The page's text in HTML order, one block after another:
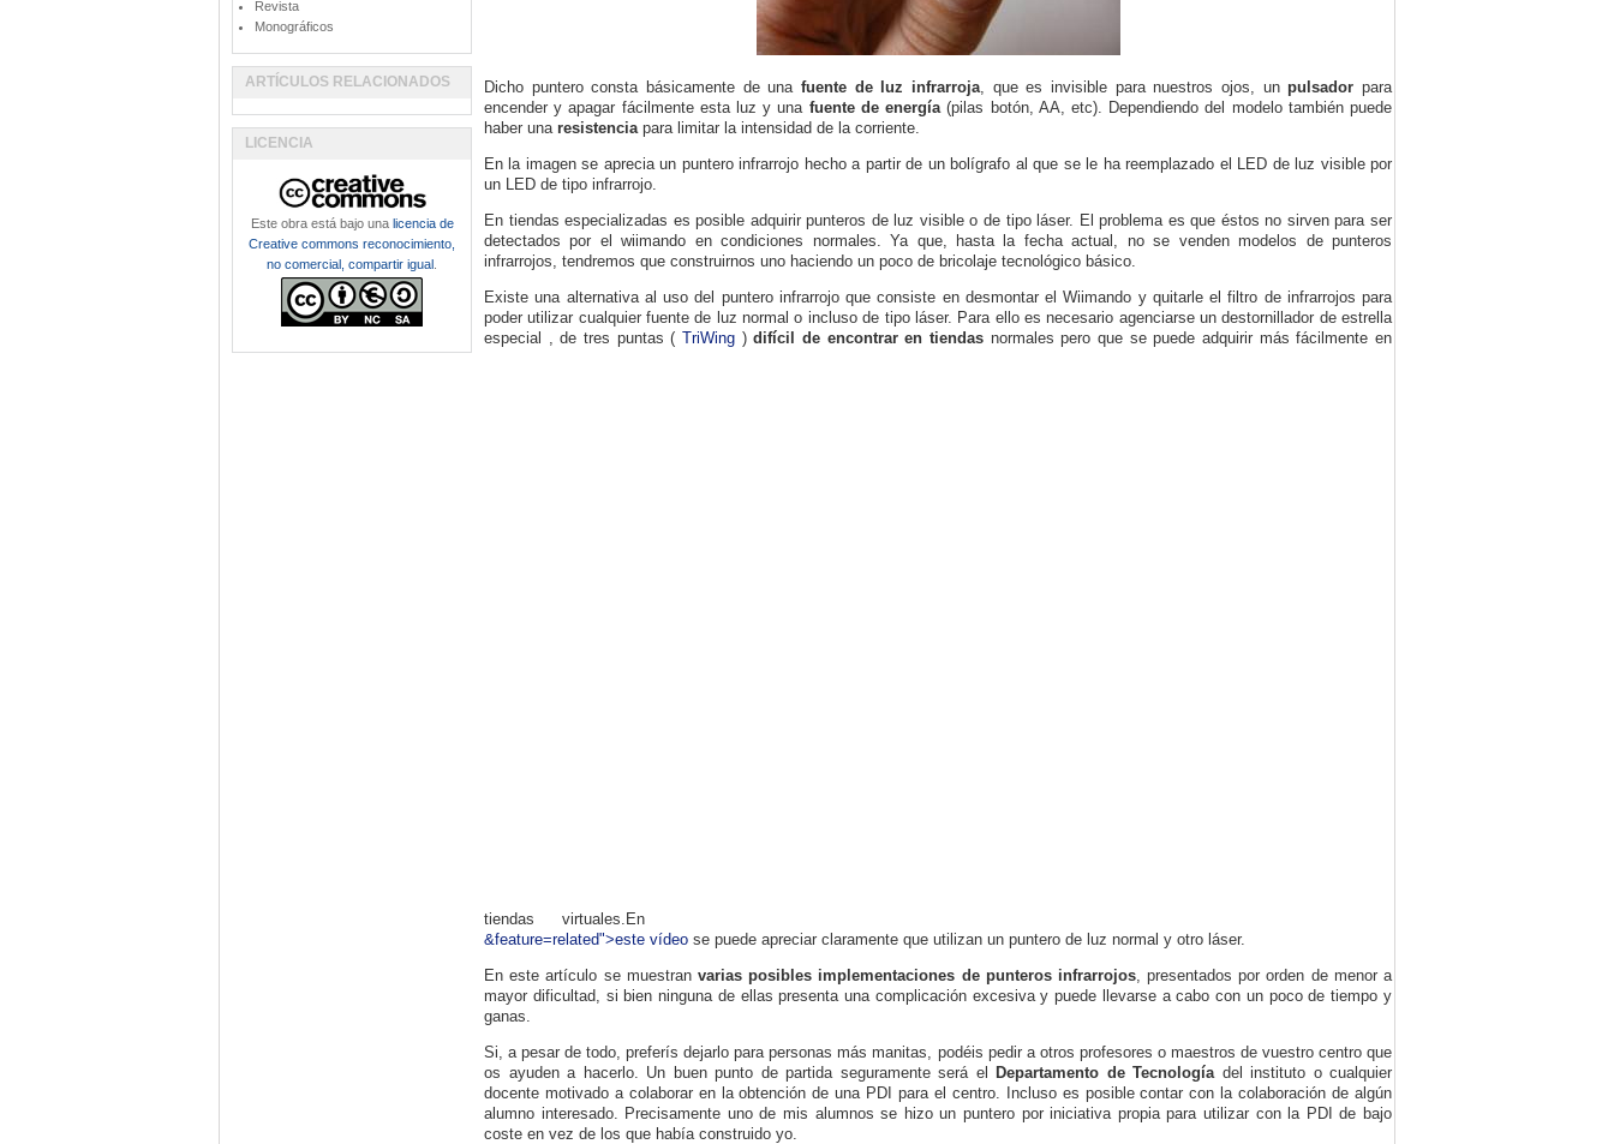
Dicho puntero consta básicamente de una fuente de luz infrarroja, que es invisible para nuestros ojos, unpulsador para
encender y apagar fácilmente esta luz y una fuente de energía(pilas botón, AA, etc). Dependiendo del modelo también puede
haber una resistenciapara limitar la intensidad de la corriente.
En la imagen se aprecia un puntero infrarrojo hecho a partir de un bolígrafo al que se le ha reemplazado el LED de luz visible por
un LED de tipo infrarrojo.
En tiendas especializadas es posible adquirir punteros de luz visible o de tipo láser. El problema es que éstos no sirven para ser
detectados por el wiimando en condiciones normales. Ya que, hasta la fecha actual, no se venden modelos de punteros
infrarrojos, tendremos que construirnos uno haciendo un poco de bricolaje tecnológico básico.
Existe una alternativa al uso del puntero infrarrojo que consiste en desmontar el Wiimando y quitarle el filtro de infrarrojos para
poder utilizar cualquier fuente de luz normal o incluso de tipo láser. Para ello es necesario agenciarse un destornillador de estrella
especial , de tres puntas ( TriWing )difícil de encontrar en tiendas normales pero que se puede adquirir más fácilmente en
tiendas virtuales.En
&feature=related">este vídeo se puede apreciar claramente que utilizan un puntero de luz normal y otro láser.
En este artículo se muestran varias posibles implementaciones de punteros infrarrojos, presentados por orden de menor a
mayor dificultad, si bien ninguna de ellas presenta una complicación excesiva y puede llevarse a cabo con un poco de tiempo y
ganas.
Si, a pesar de todo, preferís dejarlo para personas más manitas, podéis pedir a otros profesores o maestros de vuestro centro que
os ayuden a hacerlo. Un buen punto de partida seguramente será el
Departamento de Tecnologíadel instituto o cualquier
docente motivado a colaborar en la obtención de una PDI para el centro. Incluso es posible contar con la colaboración de algún
alumno interesado. Precisamente uno de mis alumnos se hizo un puntero por iniciativa propia para utilizar con la PDI de bajo
coste en vez de los que había construido yo.
Revista
Monográficos
ARTÍCULOS RELACIONADOS
LICENCIA
Este obra está bajo una licencia de
Creative commons reconocimiento,
no comercial, compartir igual